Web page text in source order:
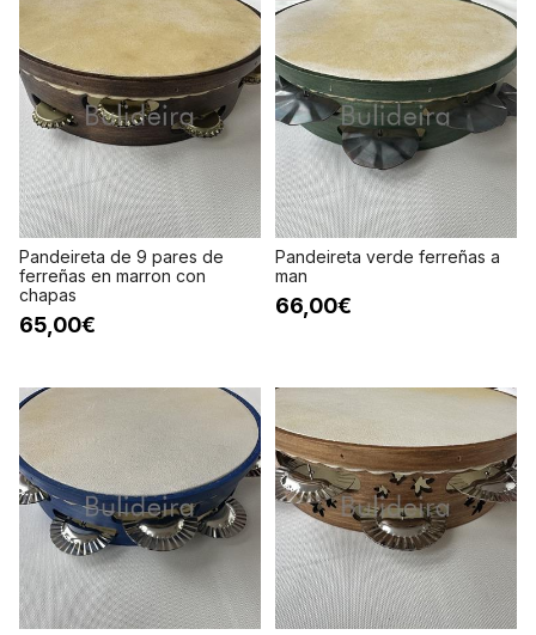
Pandeireta de 9 pares de
ferreñas en marron con
chapas
65,00€
Pandeireta verde ferreñas a
man
66,00€